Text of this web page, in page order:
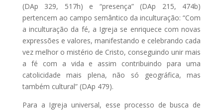
(DAp 329, 517h) e “presença” (DAp 215, 474b)
pertencem ao campo semântico da inculturação: “Com
a inculturação da fé, a Igreja se enriquece com novas
expressões e valores, manifestando e celebrando cada
vez melhor o mistério de Cristo, conseguindo unir mais
a fé com a vida e assim contribuindo para uma
catolicidade mais plena, não só geográfica, mas
também cultural” (DAp 479).
Para a Igreja universal, esse processo de busca de